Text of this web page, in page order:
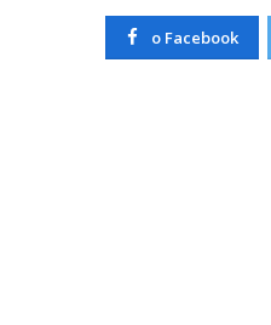
o Facebook